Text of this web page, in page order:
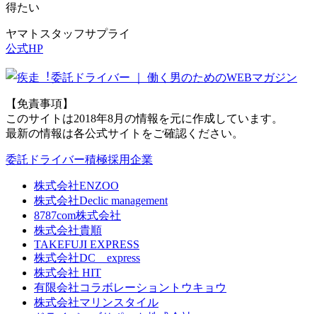
得たい
ヤマトスタッフサプライ
公式HP
【免責事項】
このサイトは2018年8月の情報を元に作成しています。
最新の情報は各公式サイトをご確認ください。
委託ドライバー積極採用企業
株式会社ENZOO
株式会社Declic management
8787com株式会社
株式会社貴順
TAKEFUJI EXPRESS
株式会社DC express
株式会社 HIT
有限会社コラボレーショントウキョウ
株式会社マリンスタイル